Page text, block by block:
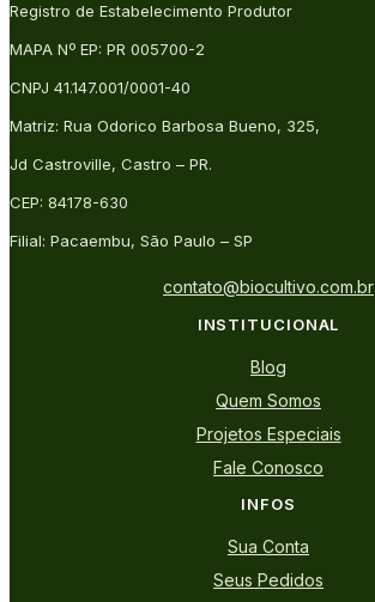
Registro de Estabelecimento Produtor
MAPA Nº EP: PR 005700-2
CNPJ 41.147.001/0001-40
Matriz: Rua Odorico Barbosa Bueno, 325,
Jd Castroville, Castro – PR.
CEP: 84178-630
Filial: Pacaembu, São Paulo – SP
contato@biocultivo.com.br
INSTITUCIONAL
Blog
Quem Somos
Projetos Especiais
Fale Conosco
INFOS
Sua Conta
Seus Pedidos